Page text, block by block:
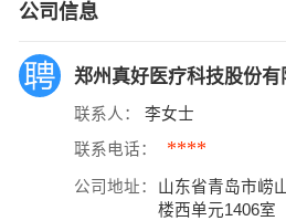
公司信息
郑州真好医疗科技股份有
联系人： 李女士
联系电话： ****
公司地址：
山东省青岛市崂
楼西单元1406室